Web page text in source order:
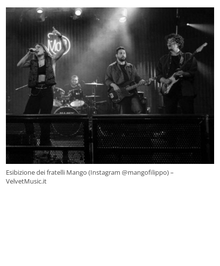
Esibizione dei fratelli Mango (Instagram @mangofilippo) –
VelvetMusic.it